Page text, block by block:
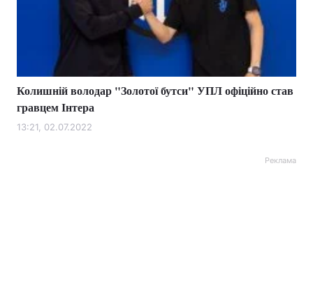
Колишній володар "Золотої бутси" УПЛ офіційно став
гравцем Інтера
13:21, 02.07.2022
Реклама